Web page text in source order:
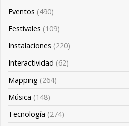
Eventos (490)
Festivales (109)
Instalaciones (220)
Interactividad (62)
Mapping (264)
Música (148)
Tecnología (274)